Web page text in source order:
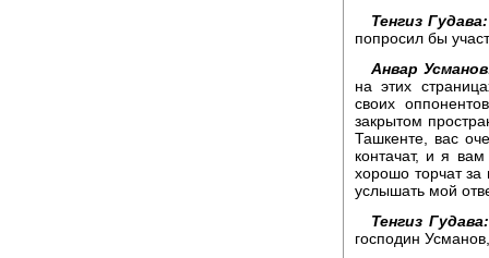
Тенгиз Гудава:
попросил бы
Анвар
на этих
своих
закрытом
Ташкенте, вас
контачат, и я
хорошо торчат
услышать мой
Тенгиз Гудава:
господин